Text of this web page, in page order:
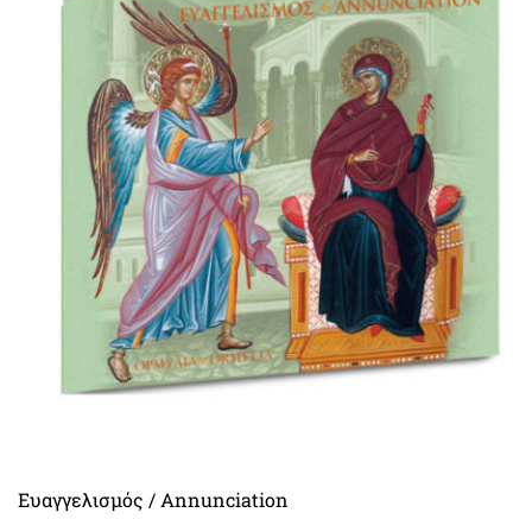
Ευαγγελισμός / Annunciation